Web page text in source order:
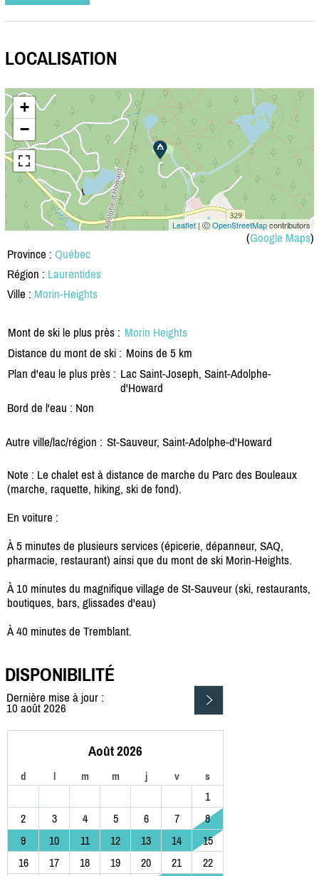
LOCALISATION
+
−
Leaflet| ⒸOpenStreetMapcontributors
(Google Maps)
Province : Québec
Région : Laurentides
Ville : Morin-Heights
Mont de ski le plus près : Morin Heights
Distance du mont de ski : Moins de 5 km
Plan d'eau le plus près : Lac Saint-Joseph, Saint-Adolphe-
d'Howard
Bord de l'eau : Non
Autre ville/lac/région : St-Sauveur, Saint-Adolphe-d'Howard
Note : Le chalet est à distance de marche du Parc des Bouleaux
(marche, raquette, hiking, ski de fond).
En voiture :
À 5 minutes de plusieurs services (épicerie, dépanneur, SAQ,
pharmacie, restaurant) ainsi que du mont de ski Morin-Heights.
À 10 minutes du magnifique village de St-Sauveur (ski, restaurants,
boutiques, bars, glissades d'eau)
À 40 minutes de Tremblant.
DISPONIBILITÉ
Dernière mise à jour :
10 août 2026
Août 2026
d l m m j v s
1
2
3 4 5 6 7
8
9
10 11 12 13 14
15
16
17 18 19 20 21
22